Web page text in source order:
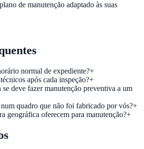
de manutenção adaptado às suas
normal de expediente?+
após cada inspeção?+
deve fazer manutenção preventiva a um
quadro que não foi fabricado por vós?+
geográfica oferecem para manutenção?+